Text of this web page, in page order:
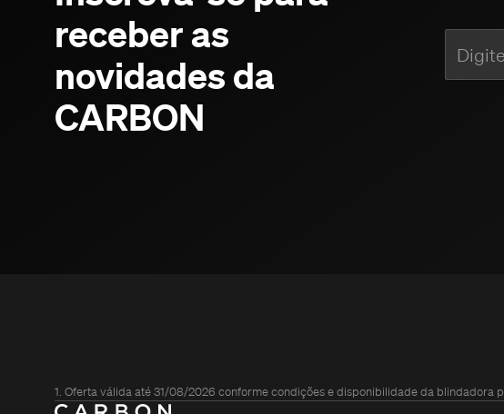
receber as
novidades da
CARBON
1. Oferta válida até 31/08/2026 conforme condições e disponibilidade da blindadora